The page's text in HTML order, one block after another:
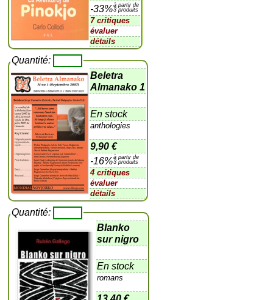
-33%à partir de
3 produits
7 critiques
évaluer
détails
Quantité:
Beletra
Almanako 1
En stock
anthologies
9,90 €
-16%à partir de
3 produits
4 critiques
évaluer
détails
Quantité:
Blanko
sur nigro
En stock
romans